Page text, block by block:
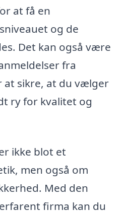
at få en
og de
Det kan også være
fra
sikre, at du vælger
ry for kvalitet og
ikke blot et
men også om
Med den
firma kan du